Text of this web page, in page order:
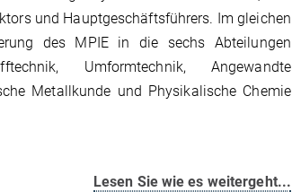
und Hauptgeschäftsführers. Im gleichen
des MPIE in die sechs Abteilungen
Umformtechnik, Angewandte
Metallkunde und Physikalische Chemie
Lesen Sie wie es weitergeht...